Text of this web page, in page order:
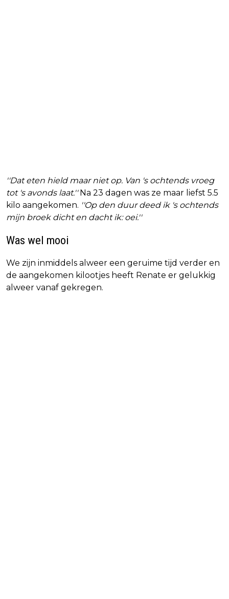
''Dat eten hield maar niet op. Van 's ochtends vroeg
tot 's avonds laat.''Na 23 dagen was ze maar liefst 5.5
kilo aangekomen. ''Op den duur deed ik 's ochtends
mijn broek dicht en dacht ik: oei.''
Was wel mooi
We zijn inmiddels alweer een geruime tijd verder en
de aangekomen kilootjes heeft Renate er gelukkig
alweer vanaf gekregen.